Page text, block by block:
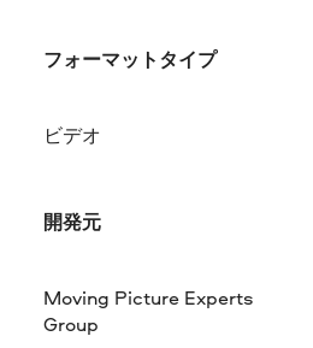
フォーマットタイプ
ビデオ
開発元
Moving Picture Experts
Group